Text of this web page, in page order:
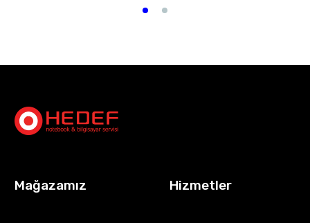
Mağazamız Hizmetler